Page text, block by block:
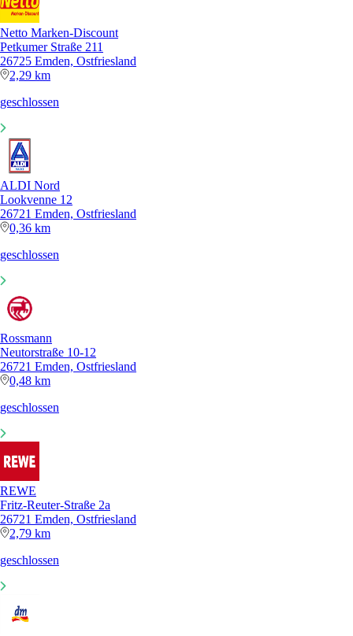
Netto Marken-Discount
Petkumer Straße 211
26725 Emden, Ostfriesland
2,29 km
geschlossen
ALDI Nord
Lookvenne 12
26721 Emden, Ostfriesland
0,36 km
geschlossen
Rossmann
Neutorstraße 10-12
26721 Emden, Ostfriesland
0,48 km
geschlossen
REWE
Fritz-Reuter-Straße 2a
26721 Emden, Ostfriesland
2,79 km
geschlossen